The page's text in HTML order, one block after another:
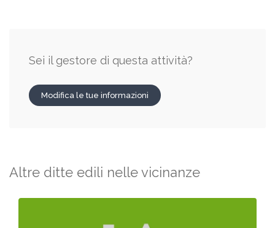
Sei il gestore di questa attività?
Modifica le tue informazioni
Altre ditte edili nelle vicinanze